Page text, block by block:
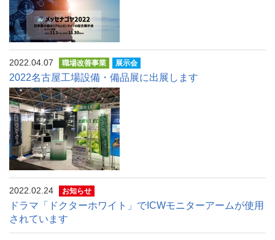
2022.04.07 職場改善事業 展示会
2022名古屋工場設備・備品展に出展します
2022.02.24 お知らせ
ドラマ「ドクターホワイト」でICWモニターアームが使用
されています